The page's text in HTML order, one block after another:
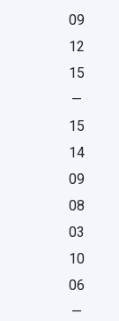
09
12
15
—
15
14
09
08
03
10
06
—